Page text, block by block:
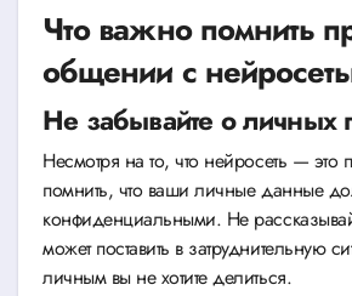
Что важно помнить
общении с
Не забывайте о личных
Несмотря на то, что нейросеть — это
помнить, что ваши личные данные
конфиденциальными. Не
может поставить в затруднительную
личным вы не хотите делиться.